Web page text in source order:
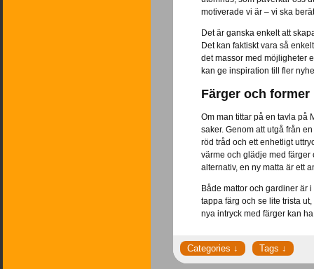
motiverade vi är – vi ska
Det är ganska enkelt att
Det kan faktiskt vara så
det massor med möjligheter
kan ge inspiration till fler
Färger och former
Om man tittar på en tavla på
saker. Genom att utgå från
röd tråd och ett enhetligt
värme och glädje med färger
alternativ, en ny matta är ett
Både mattor och gardiner är
tappa färg och se lite trista
nya intryck med färger kan